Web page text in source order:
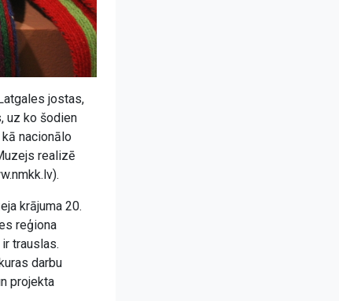
jostas,
uz ko šodien
nacionālo
realizē
krājuma 20.
reģiona
trauslas.
darbu
projekta